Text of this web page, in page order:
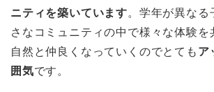
ニティを築いています。学年が異なる
さなコミュニティの中で様々な体験を
自然と仲良くなっていくのでとても ア
囲気です。